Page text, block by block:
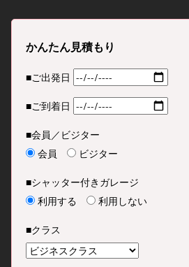
かんたん見積もり
■ご出発日
■ご到着日
■会員／ビジター
会員
ビジター
■シャッター付きガレージ
利用する
利用しない
■クラス